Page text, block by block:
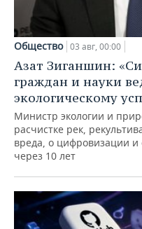
Общество 03 авг, 00:00
Азат Зиганшин:
граждан и науки
экологическому
Министр экологии и
расчистке рек,
вреда, о цифровизации и
через 10 лет